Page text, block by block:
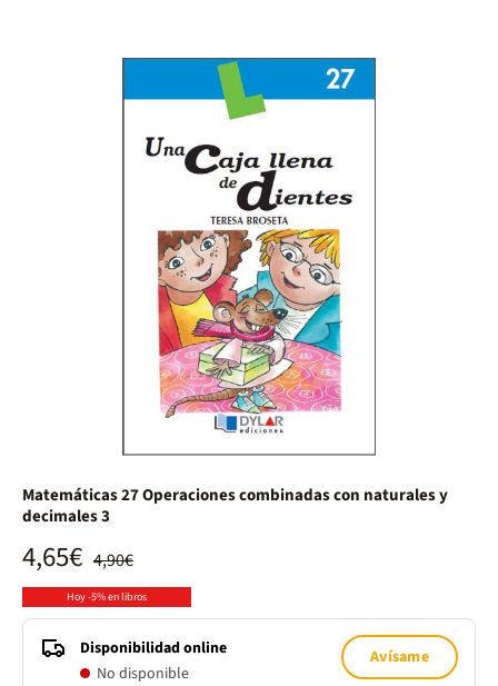
Matemáticas 27 Operaciones combinadas con naturales y
decimales 3
4,90€
4,65€
Hoy -5% en libros
Disponibilidad online
No disponible
Avísame